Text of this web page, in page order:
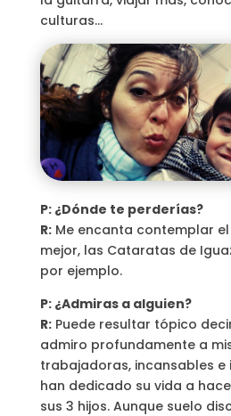
culturas…
P: ¿Dónde te perderías?
R:Me encanta contemplar el
mejor, las Cataratas de
por ejemplo.
P: ¿Admiras a alguien?
R:Puede resultar tópico
admiro profundamente a
trabajadoras, incansables
han dedicado su vida a
sus 3 hijos. Aunque suelo